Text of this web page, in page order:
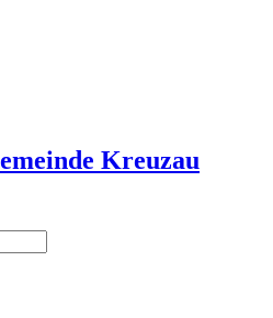
Kreuzau